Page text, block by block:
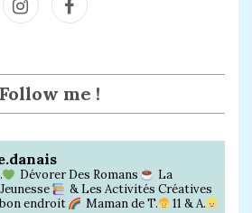
m
Follow me !
Dévorer Des Romans
La
& Les Activités Créatives
endroit
Maman de T.
11 & A.